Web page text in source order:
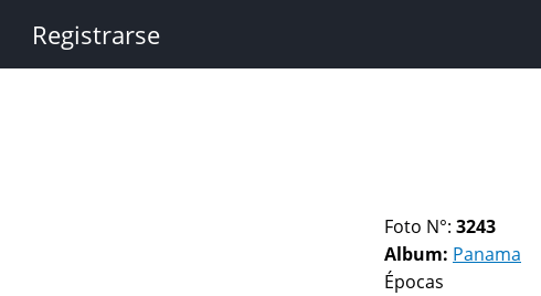
Registrarse
Foto N°: 3243
Album: Panama
Épocas